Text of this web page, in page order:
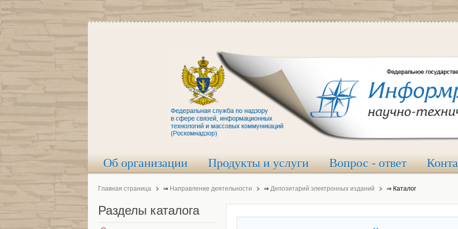
Об организации Продукты и услуги Вопрос - ответ
Главная страница ⇒ Направление деятельности ⇒ Депозитарий электронных изданий ⇒ Каталог
Разделы каталога